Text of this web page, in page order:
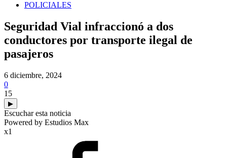
POLICIALES
Seguridad Vial infraccionó a dos
conductores por transporte ilegal de
pasajeros
6 diciembre, 2024
0
15
▶
Escuchar esta noticia
Powered by Estudios Max
x1